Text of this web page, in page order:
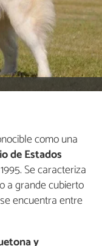
como una
deEstados
Se caracteriza
a grande cubierto
encuentra entre